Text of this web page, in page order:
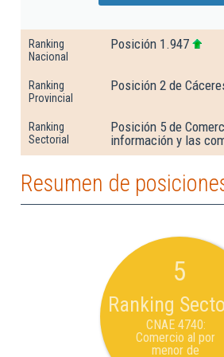
Ranking
Nacional
Posición 1.947
Ranking
Provincial
Posición 2 de
Ranking
Sectorial
Posición 5 de
información y las
Resumen de
5
Ranking
CNAE 4740:
Comercio al por
menor de